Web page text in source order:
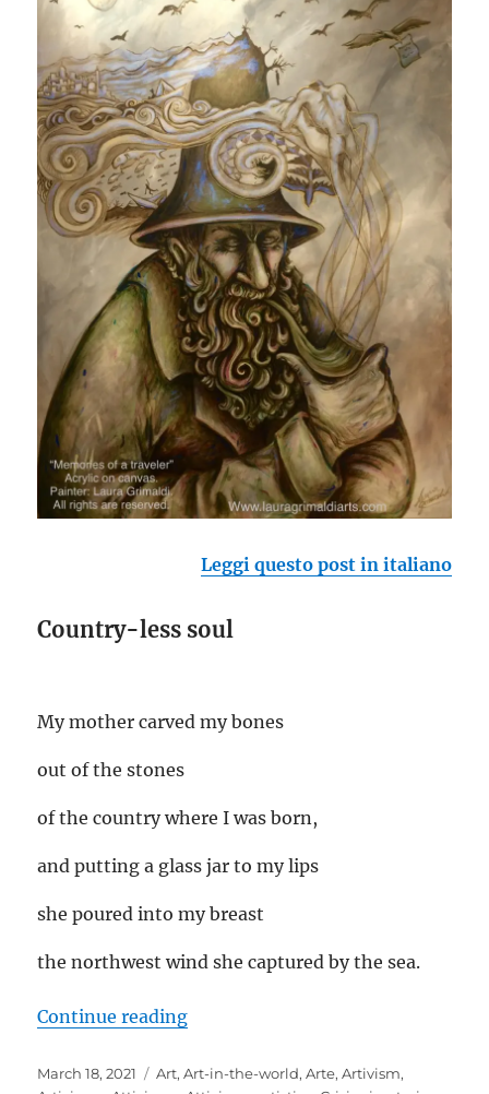
Leggi questo post in italiano
Country-less soul
My mother carved my bones
out of the stones
of the country where I was born,
and putting a glass jar to my lips
she poured into my breast
the northwest wind she captured by the sea.
Continue reading“Country-less soul”
Posted
March 18, 2021 Categories
Art,Art-in-the-world,Arte,Artivism,